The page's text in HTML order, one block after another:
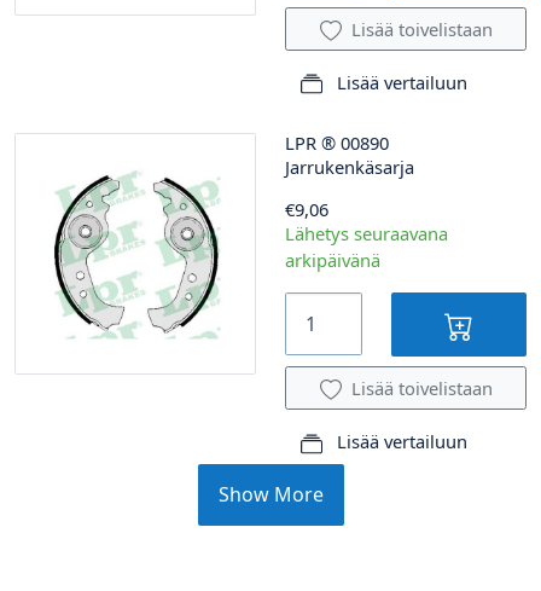
Lisää toivelistaan
Lisää vertailuun
LPR ® 00890
Jarrukenkäsarja
€9,06
Lähetys seuraavana
arkipäivänä
Lisää toivelistaan
Lisää vertailuun
Show More